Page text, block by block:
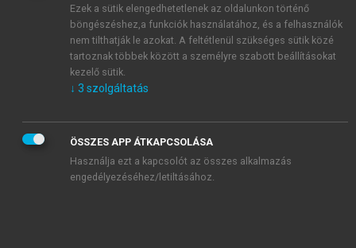
veszem és elfogadom.
Általános vásárlási feltételeket, valamint a szotar.netés a
mersz.huoldalak licencszerződéseiben foglaltakat
tudomásul veszem és elfogadom.
KIPRÓBÁLOM
Ezek a sütik elengedhetetlenek az oldalunkon történő
böngészéshez,a funkciók használatához, és a felhasználók
nem tilthatják le azokat. A feltétlenül szükséges sütik közé
tartoznak többek között a személyre szabott beállításokat
kezelő sütik.
↓ 3 szolgáltatás
ÖSSZES APP ÁTKAPCSOLÁSA
Használja ezt a kapcsolót az összes alkalmazás
engedélyezéséhez/letiltásához.